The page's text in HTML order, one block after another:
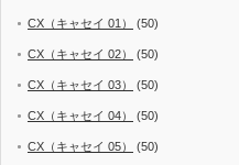
CX（キャセイ 01） (50)
CX（キャセイ 02） (50)
CX（キャセイ 03） (50)
CX（キャセイ 04） (50)
CX（キャセイ 05） (50)